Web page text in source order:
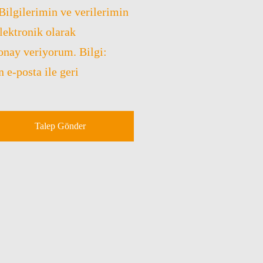
Bilgilerimin ve verilerimin
olarak
veriyorum. Bilgi:
e-posta ile geri
Talep Gönder